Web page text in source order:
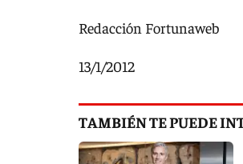
Redacción Fortunaweb
13/1/2012
TAMBIÉN TE PUEDE